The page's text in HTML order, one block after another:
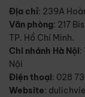
Địa chỉ: 239A
Văn phòng: 217
TP. Hồ Chí Minh.
Chi nhánh Hà Nội:
Nội
Điện thoại: 028
Website: